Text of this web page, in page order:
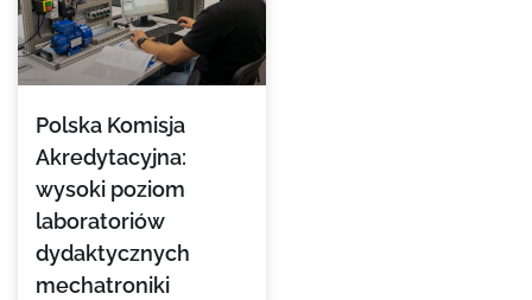
Polska Komisja
Akredytacyjna:
wysoki poziom
laboratoriów
dydaktycznych
mechatroniki